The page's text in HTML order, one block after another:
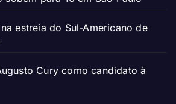
estreia do Sul-Americano de
Cury como candidato à